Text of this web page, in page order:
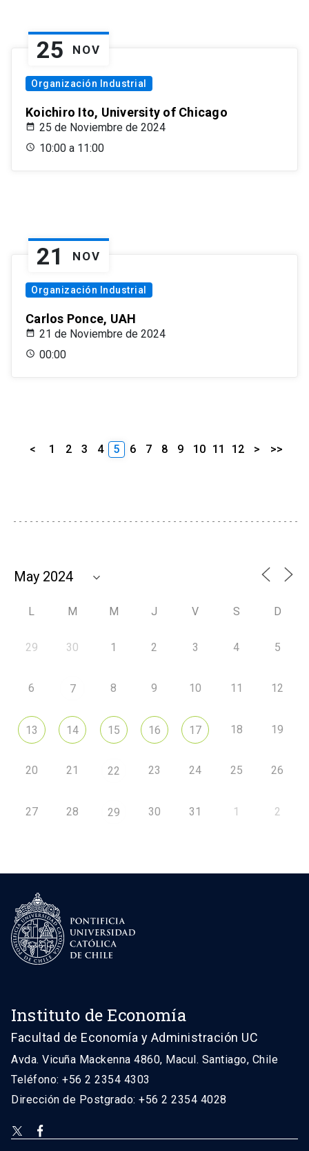
25 NOV
Organización Industrial
Koichiro Ito, University of Chicago
25 de Noviembre de 2024
10:00 a 11:00
21 NOV
Organización Industrial
Carlos Ponce, UAH
21 de Noviembre de 2024
00:00
< 1 2 3 4 5 6 7 8 9 10 11 12 > >>
L M M J V S D
29 30 1 2 3 4 5
6 7 8 9 10 11 12
13 14 15 16 17 18 19
20 21 22 23 24 25 26
27 28 29 30 31 1 2
Instituto de Economía
Facultad de Economía y Administración UC
Avda. Vicuña Mackenna 4860, Macul. Santiago, Chile
Teléfono: +56 2 2354 4303
Dirección de Postgrado: +56 2 2354 4028